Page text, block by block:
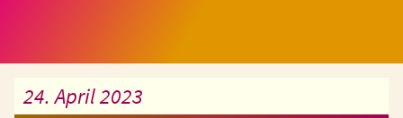
24. April 2023